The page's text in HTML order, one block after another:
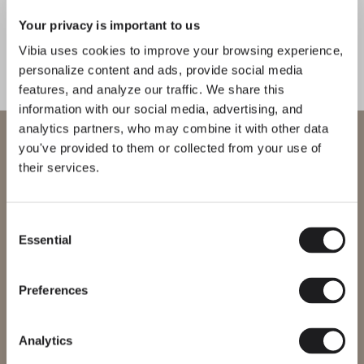
Your privacy is important to us
Vibia uses cookies to improve your browsing experience,
personalize content and ads, provide social media
features, and analyze our traffic. We share this
information with our social media, advertising, and
analytics partners, who may combine it with other data
you've provided to them or collected from your use of
their services.
Selection
Essential
Preferences
Analytics
in die umgebende Architektur
einfügen und dem Raum ein
beruhigendes Gefühl verleihen.
Zurück
DESIGNER KENNENLERNEN
Ichiro Iwasaki
Willkommen bei Vibia
Sie versuchen, auf unser
Bitte wählen Sie die richtige Website für Ihre Region, um
sicherzustellen, dass alle verfügbaren Produkte den lokalen
einige Produkte möglicherweise nicht in jeder Region verfügbar
Region ändern